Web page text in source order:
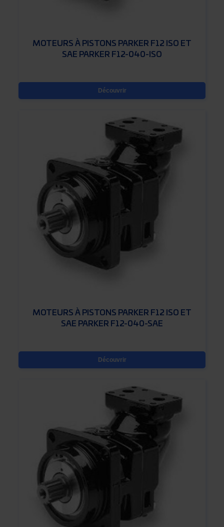
MOTEURS À PISTONS PARKER F12 ISO ET
SAE PARKER F12-040-ISO
Découvrir
MOTEURS À PISTONS PARKER F12 ISO ET
SAE PARKER F12-040-SAE
Découvrir